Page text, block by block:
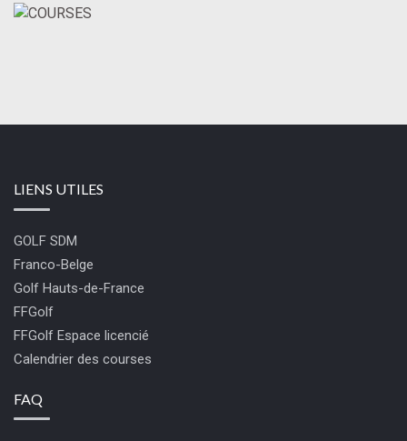
LIENS UTILES
GOLF SDM
Franco-Belge
Golf Hauts-de-France
FFGolf
FFGolf Espace licencié
Calendrier des courses
FAQ